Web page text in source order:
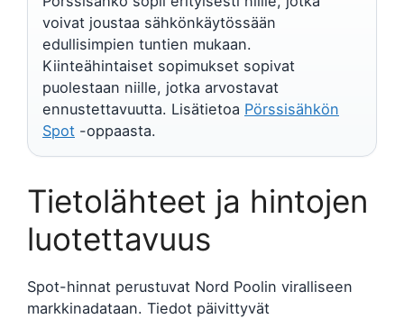
voivat joustaa sähkönkäytössään
edullisimpien tuntien mukaan.
Kiinteähintaiset sopimukset sopivat
puolestaan niille, jotka arvostavat
ennustettavuutta. Lisätietoa Pörssisähkön
Spot -oppaasta.
Tietolähteet ja hintojen
luotettavuus
Spot-hinnat perustuvat Nord Poolin viralliseen
markkinadataan. Tiedot päivittyvät